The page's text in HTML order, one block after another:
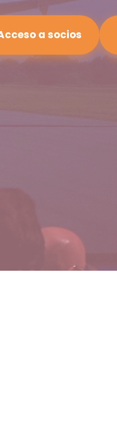
a socios